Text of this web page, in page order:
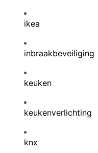
ikea
inbraakbeveiliging
keuken
keukenverlichting
knx